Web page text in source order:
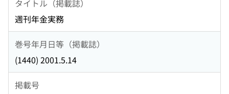
タイトル（掲載誌）
週刊年金実務
巻号年月日等（掲載誌）
(1440) 2001.5.14
掲載号